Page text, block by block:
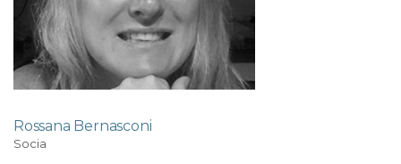
Rossana Bernasconi
Socia